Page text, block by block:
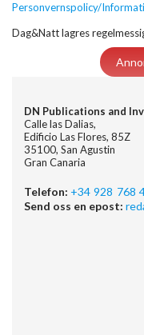
Personvernspolicy/
Dag&Natt lagres
DN Publications and
Calle las Dalias,
Edificio Las Flores, 85Z
35100, San Agustin
Gran Canaria
Telefon: +34 928 768
Send oss en epost: